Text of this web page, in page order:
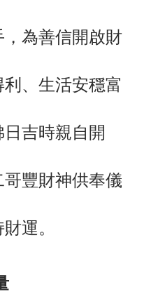
為善信開啟財
、生活安穩富
吉時親自開
豐財神供奉儀
運。